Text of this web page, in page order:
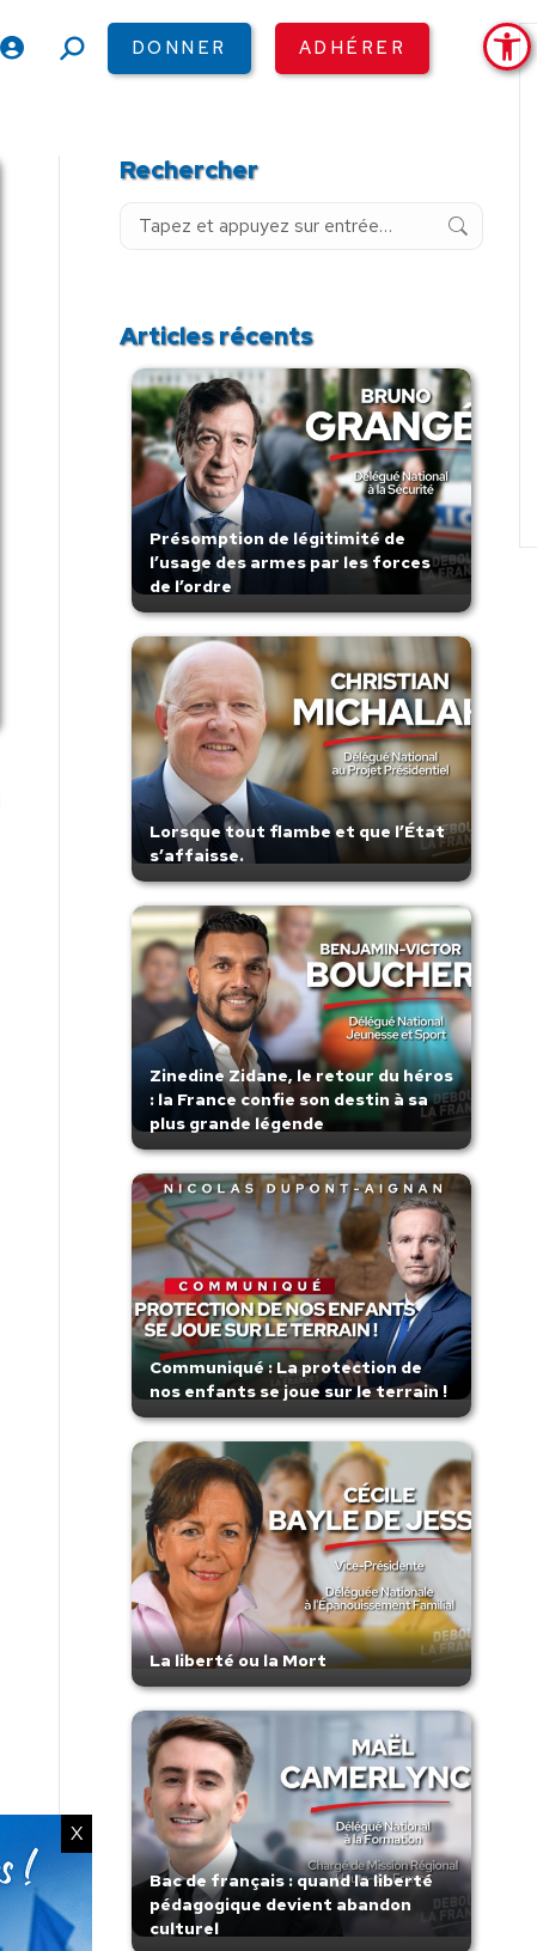
RechercheDONNER ADHÉRER
Rechercher
Recherche
Articles récents
Présomption de légitimité de
l’usage des armes par les forces
de l’ordre
Lorsque tout flambe et que l’État
s’affaisse.
Zinedine Zidane, le retour du héros
: la France confie son destin à sa
plus grande légende
Communiqué : La protection de
nos enfants se joue sur le terrain !
La liberté ou la Mort
Bac de français : quand la liberté
pédagogique devient abandon
culturel
X